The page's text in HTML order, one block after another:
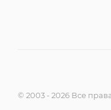
© 2003 - 2026 Все